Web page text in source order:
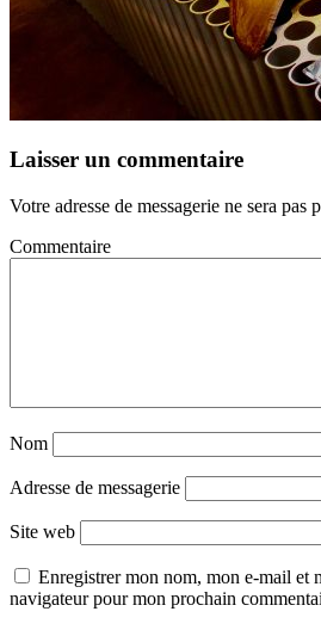
Laisser un commentaire
Votre adresse de messagerie ne sera pas
Commentaire
Nom
Adresse de messagerie
Site web
Enregistrer mon nom, mon e-mail et
navigateur pour mon prochain